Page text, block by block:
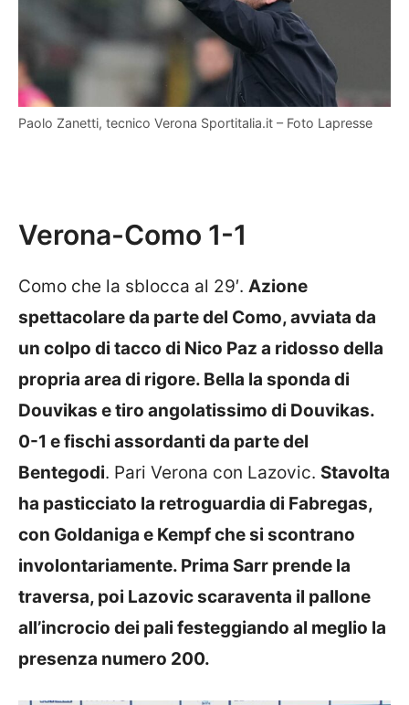
Paolo Zanetti, tecnico Verona Sportitalia.it – Foto Lapresse
Verona-Como 1-1
Como che la sblocca al 29′. Azione
spettacolare da parte del Como, avviata da
un colpo di tacco di Nico Paz a ridosso della
propria area di rigore. Bella la sponda di
Douvikas e tiro angolatissimo di Douvikas.
0-1 e fischi assordanti da parte del
Bentegodi. Pari Verona con Lazovic. Stavolta
ha pasticciato la retroguardia di Fabregas,
con Goldaniga e Kempf che si scontrano
involontariamente. Prima Sarr prende la
traversa, poi Lazovic scaraventa il pallone
all’incrocio dei pali festeggiando al meglio la
presenza numero 200.